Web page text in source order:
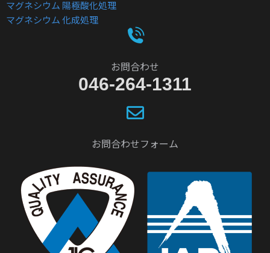
マグネシウム 陽極酸化処理
マグネシウム 化成処理
お問合わせ
046-264-1311
お問合わせフォーム